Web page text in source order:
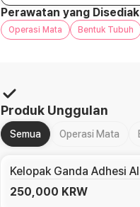
Perawatan yang
Operasi Mata Bentuk Tubuh
Produk Unggulan
Semua Operasi Mata
Kelopak Ganda Adhesi
250,000 KRW